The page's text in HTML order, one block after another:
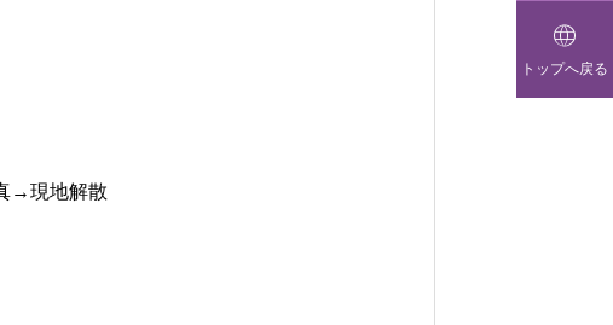
→現地解散

トップへ戻る